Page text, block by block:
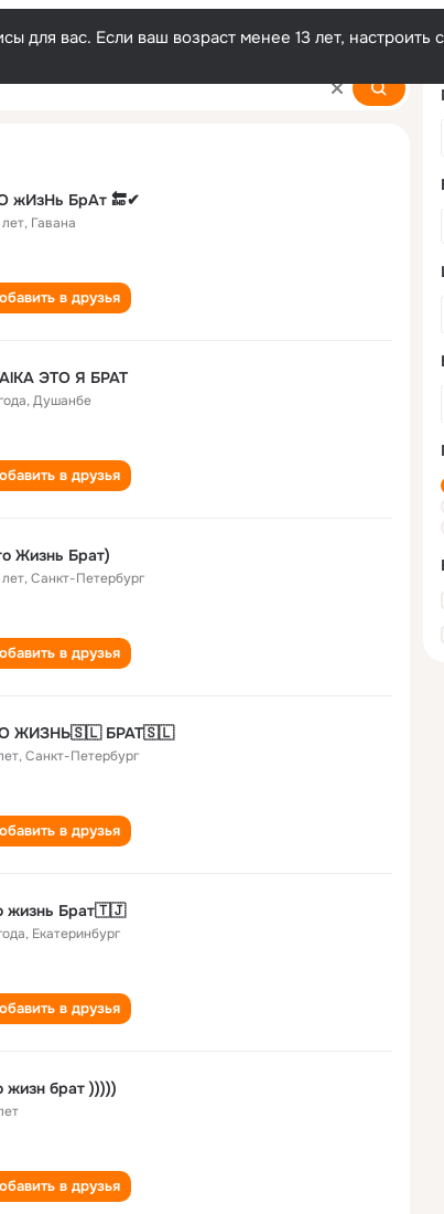
для вас. Если ваш возраст менее 13 лет,
жИзНь БрАт 🔚✔
, Гавана
в друзья
ЭТО Я БРАТ
,Душанбе
в друзья
Жизнь Брат)
,Санкт-Петербург
в друзья
ЖИЗНЬ🇸🇱 БРАТ🇸🇱
,Санкт-Петербург
в друзья
жизнь Брат🇹🇯
, Екатеринбург
в друзья
жизн брат )))))
в друзья